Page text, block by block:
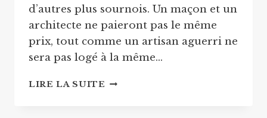
d’autres plus sournois. Un maçon et un
architecte ne paieront pas le même
prix, tout comme un artisan aguerri ne
sera pas logé à la même…
LIRE LA SUITE FACTEURS